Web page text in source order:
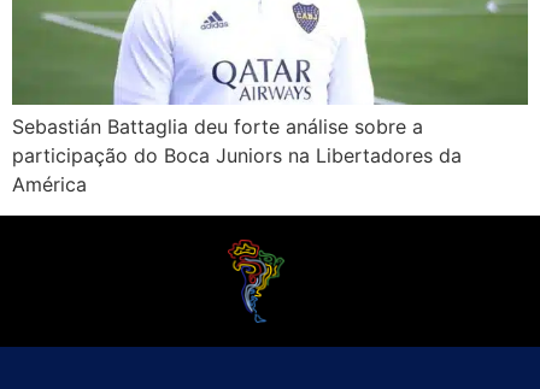
Sebastián Battaglia deu forte análise sobre a
participação do Boca Juniors na Libertadores da
América